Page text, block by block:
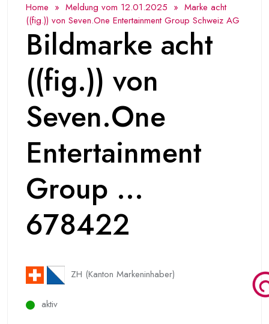
Home » Meldung vom 12.01.2025 » Marke acht
((fig.)) von Seven.One Entertainment Group Schweiz AG
Bildmarke acht
((fig.)) von
Seven.One
Entertainment
Group ...
678422
ZH (Kanton Markeninhaber)
aktiv